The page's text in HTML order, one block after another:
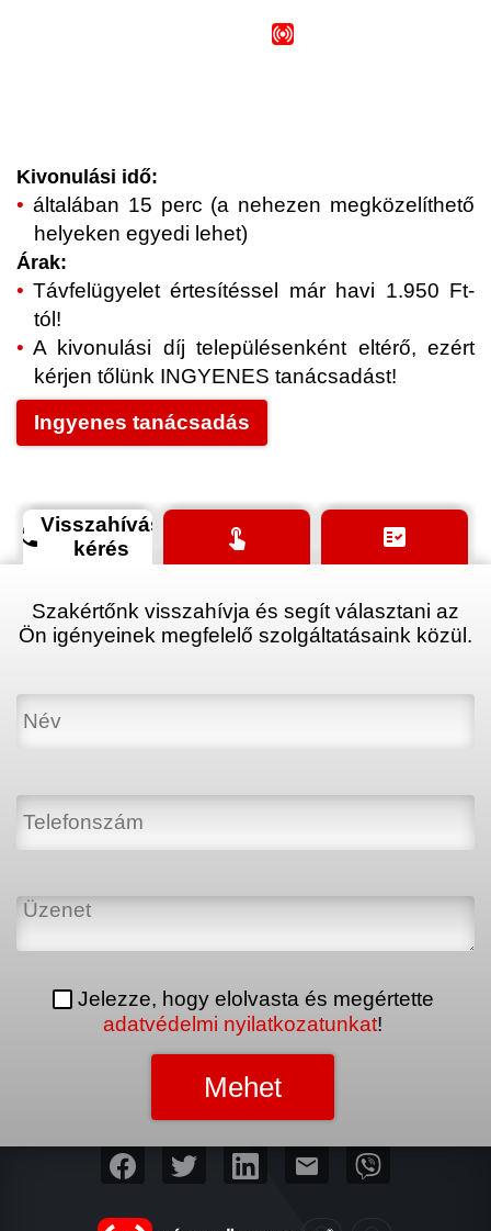
Kivonulási idő:
általában 15 perc (a nehezen megközelíthető
helyeken egyedi lehet)
Árak:
Távfelügyelet értesítéssel már havi 1.950 Ft-
tól!
A kivonulási díj településenként eltérő, ezért
kérjen tőlünk INGYENES tanácsadást!
Ingyenes tanácsadás
phoneVisszahívás
kérés
touch_app fact_check
Szakértőnk visszahívja és segít választani az
Ön igényeinek megfelelő szolgáltatásaink közül.
Jelezze, hogy elolvasta és megértette
adatvédelmi nyilatkozatunkat!
mail